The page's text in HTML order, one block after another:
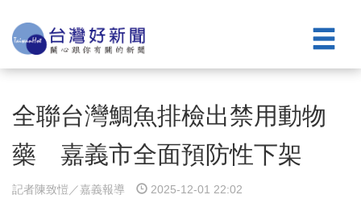
全聯台灣鯛魚排檢出禁用動物
藥 嘉義市全面預防性下架
記者陳致愷／嘉義報導 2025-12-01 22:02